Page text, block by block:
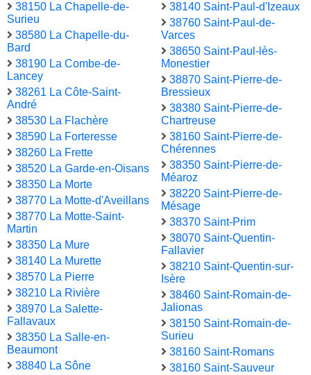
38150 La Chapelle-de-
Surieu
38580 La Chapelle-du-
Bard
38190 La Combe-de-
Lancey
38261 La Côte-Saint-
André
38530 La Flachère
38590 La Forteresse
38260 La Frette
38520 La Garde-en-Oisans
38350 La Morte
38770 La Motte-d'Aveillans
38770 La Motte-Saint-
Martin
38350 La Mure
38140 La Murette
38570 La Pierre
38210 La Rivière
38970 La Salette-
Fallavaux
38350 La Salle-en-
Beaumont
38840 La Sône
38140 Saint-Paul-d'Izeaux
38760 Saint-Paul-de-
Varces
38650 Saint-Paul-lès-
Monestier
38870 Saint-Pierre-de-
Bressieux
38380 Saint-Pierre-de-
Chartreuse
38160 Saint-Pierre-de-
Chérennes
38350 Saint-Pierre-de-
Méaroz
38220 Saint-Pierre-de-
Mésage
38370 Saint-Prim
38070 Saint-Quentin-
Fallavier
38210 Saint-Quentin-sur-
Isère
38460 Saint-Romain-de-
Jalionas
38150 Saint-Romain-de-
Surieu
38160 Saint-Romans
38160 Saint-Sauveur